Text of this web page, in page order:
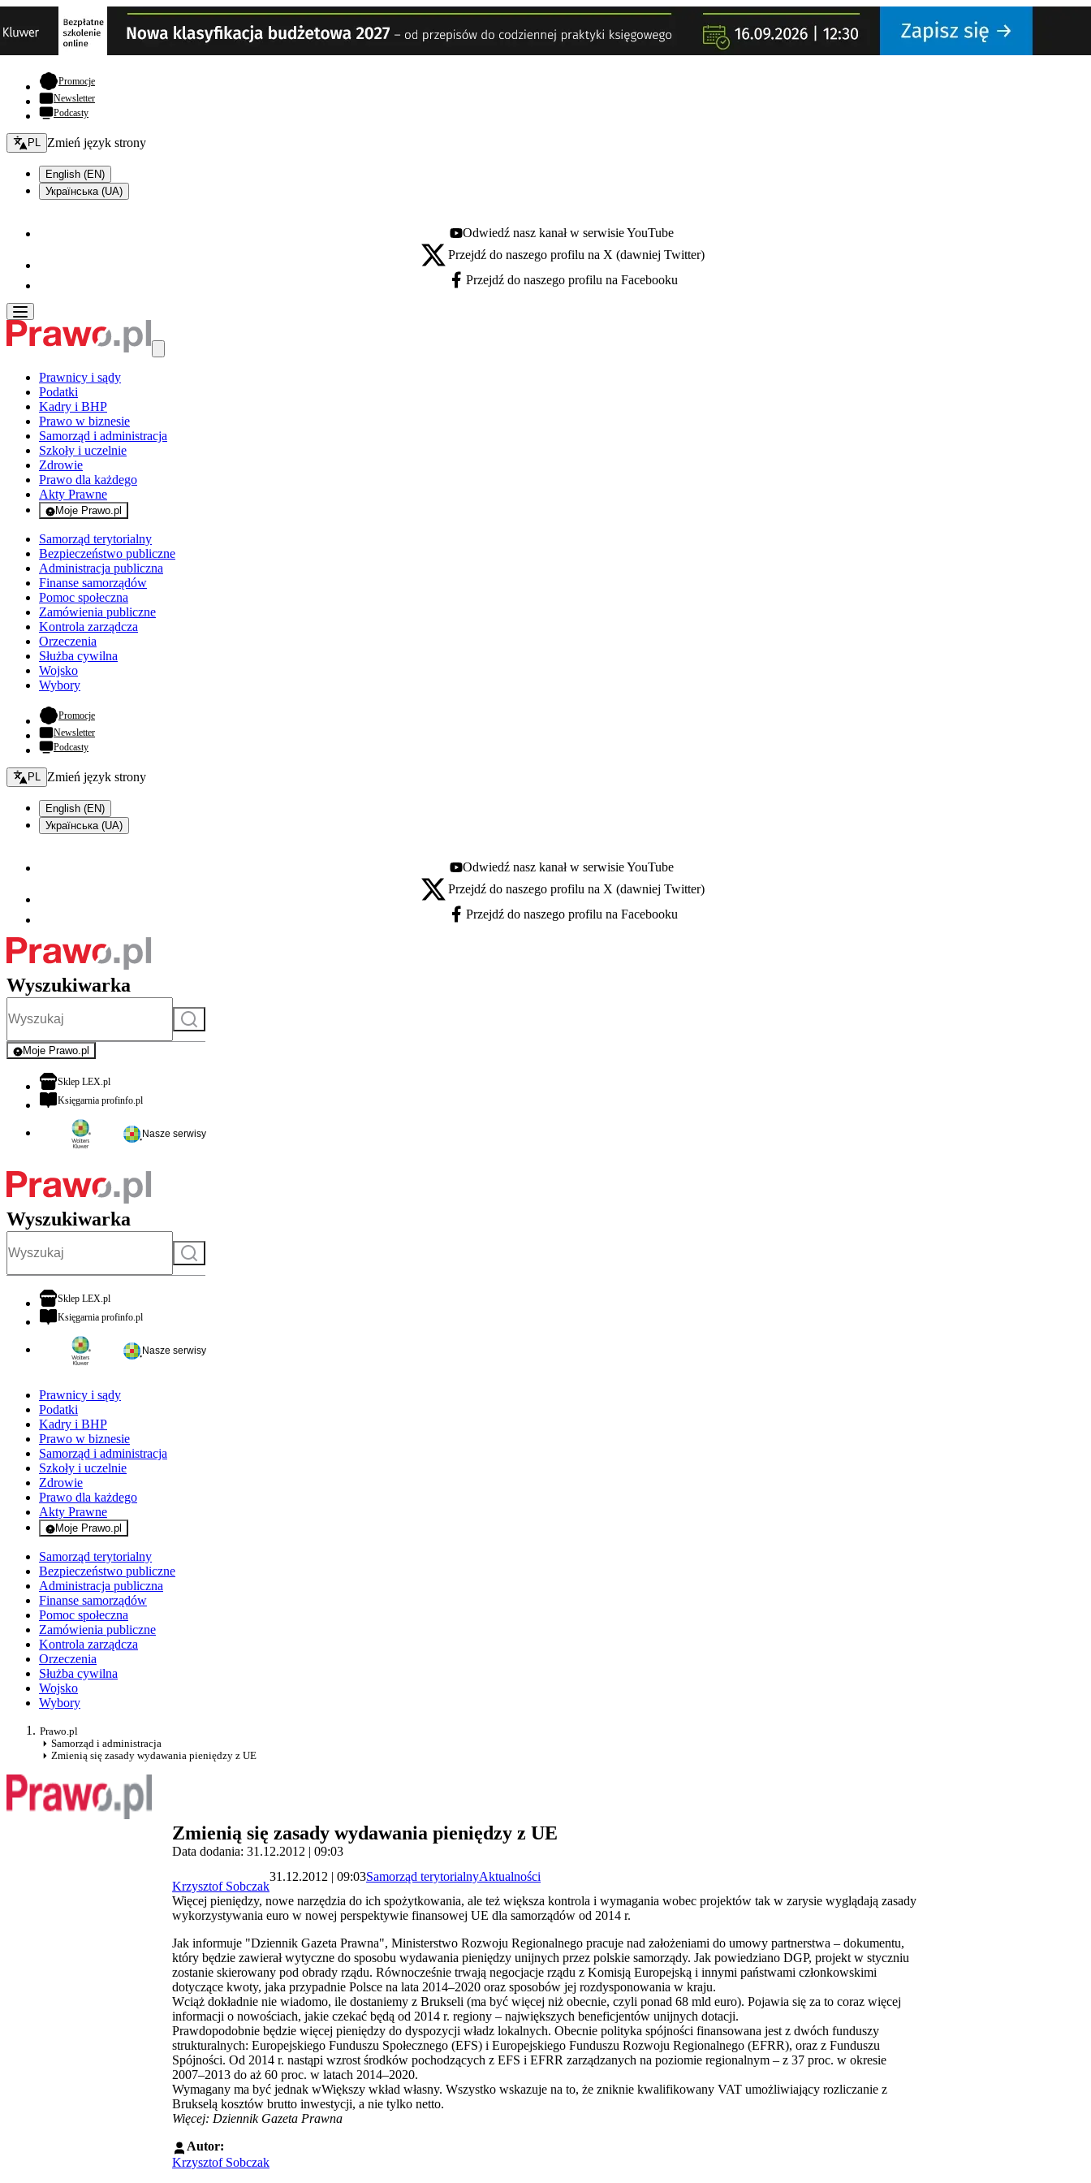
Promocje- otwiera się w nowej karcie
Newsletter
Podcasty
Zmień język - bieżący:
PL Zmień język strony
English (EN)
Українська (UA)
Youtube - otwiera się w nowej karcie
Odwiedź nasz kanał w serwisie YouTube
X - otwiera się w nowej karcie
Przejdź do naszego profilu na X (dawniej Twitter)
Facebook - otwiera się w nowej karcie
Przejdź do naszego profilu na Facebooku
Prawnicy i sądy
Podatki
Kadry i BHP
Prawo w biznesie
Samorząd i administracja
Szkoły i uczelnie
Zdrowie
Prawo dla każdego
Akty Prawne
Moje Prawo.pl
- rejestracja i logowanie do serwisu
Samorząd terytorialny
Bezpieczeństwo publiczne
Administracja publiczna
Finanse samorządów
Pomoc społeczna
Zamówienia publiczne
Kontrola zarządcza
Orzeczenia
Służba cywilna
Wojsko
Wybory
Promocje- otwiera się w nowej karcie
Newsletter
Podcasty
Zmień język - bieżący:
PL Zmień język strony
English (EN)
Українська (UA)
Youtube - otwiera się w nowej karcie
Odwiedź nasz kanał w serwisie YouTube
X - otwiera się w nowej karcie
Przejdź do naszego profilu na X (dawniej Twitter)
Facebook - otwiera się w nowej karcie
Przejdź do naszego profilu na Facebooku
Wyszukiwarka
Szukaj
Moje Prawo.pl
- rejestracja i logowanie do serwisu
Sklep LEX.plotwiera się w nowej karcie
Księgarnia profinfo.plotwiera się w nowej karcie
Nasze serwisy
Wyszukiwarka
Szukaj
Sklep LEX.plotwiera się w nowej karcie
Księgarnia profinfo.plotwiera się w nowej karcie
Nasze serwisy
Prawnicy i sądy
Podatki
Kadry i BHP
Prawo w biznesie
Samorząd i administracja
Szkoły i uczelnie
Zdrowie
Prawo dla każdego
Akty Prawne
Moje Prawo.pl
- rejestracja i logowanie do serwisu
Samorząd terytorialny
Bezpieczeństwo publiczne
Administracja publiczna
Finanse samorządów
Pomoc społeczna
Zamówienia publiczne
Kontrola zarządcza
Orzeczenia
Służba cywilna
Wojsko
Wybory
Prawo.pl
Samorząd i administracja
Zmienią się zasady wydawania pieniędzy z UE
Zmienią się zasady wydawania pieniędzy z UE
Data dodania: 31.12.2012 | 09:03
Krzysztof Sobczak
31.12.2012 | 09:03Samorząd terytorialnyAktualności
Więcej pieniędzy, nowe narzędzia do ich spożytkowania, ale też większa kontrola i wymagania wobec projektów tak w zarysie wyglądają zasady
wykorzystywania euro w nowej perspektywie finansowej UE dla samorządów od 2014 r.
Jak informuje "Dziennik Gazeta Prawna", Ministerstwo Rozwoju Regionalnego pracuje nad założeniami do umowy partnerstwa – dokumentu,
który będzie zawierał wytyczne do sposobu wydawania pieniędzy unijnych przez polskie samorządy. Jak powiedziano DGP, projekt w styczniu
zostanie skierowany pod obrady rządu. Równocześnie trwają negocjacje rządu z Komisją Europejską i innymi państwami członkowskimi
dotyczące kwoty, jaka przypadnie Polsce na lata 2014–2020 oraz sposobów jej rozdysponowania w kraju.
Wciąż dokładnie nie wiadomo, ile dostaniemy z Brukseli (ma być więcej niż obecnie, czyli ponad 68 mld euro). Pojawia się za to coraz więcej
informacji o nowościach, jakie czekać będą od 2014 r. regiony – największych beneficjentów unijnych dotacji.
Prawdopodobnie będzie więcej pieniędzy do dyspozycji władz lokalnych. Obecnie polityka spójności finansowana jest z dwóch funduszy
strukturalnych: Europejskiego Funduszu Społecznego (EFS) i Europejskiego Funduszu Rozwoju Regionalnego (EFRR), oraz z Funduszu
Spójności. Od 2014 r. nastąpi wzrost środków pochodzących z EFS i EFRR zarządzanych na poziomie regionalnym – z 37 proc. w okresie
2007–2013 do aż 60 proc. w latach 2014–2020.
Wymagany ma być jednak wWiększy wkład własny. Wszystko wskazuje na to, że zniknie kwalifikowany VAT umożliwiający rozliczanie z
Brukselą kosztów brutto inwestycji, a nie tylko netto.
Więcej: Dziennik Gazeta Prawna
Autor:
Krzysztof Sobczak